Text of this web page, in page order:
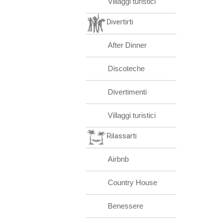
Divertirti
After Dinner
Discoteche
Divertimenti
Villaggi turistici
Rilassarti
Airbnb
Country House
Benessere